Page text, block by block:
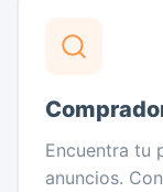
Encuentra tu
anuncios.